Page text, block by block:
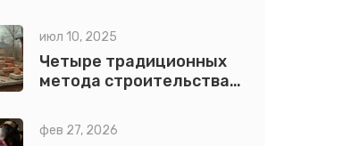
июл 10, 2025
Четыре традиционных
метода строительства:
секреты выбора
фев 27, 2026